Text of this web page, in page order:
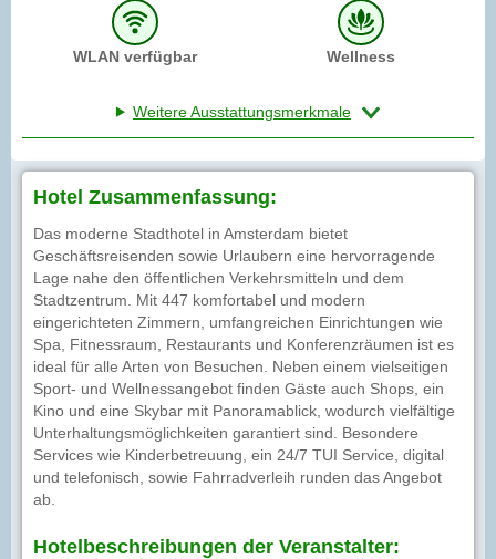
WLAN verfügbar Wellness
Weitere Ausstattungsmerkmale
Hotel Zusammenfassung:
Das moderne Stadthotel in Amsterdam bietet
Geschäftsreisenden sowie Urlaubern eine hervorragende
Lage nahe den öffentlichen Verkehrsmitteln und dem
Stadtzentrum. Mit 447 komfortabel und modern
eingerichteten Zimmern, umfangreichen Einrichtungen wie
Spa, Fitnessraum, Restaurants und Konferenzräumen ist es
ideal für alle Arten von Besuchen. Neben einem vielseitigen
Sport- und Wellnessangebot finden Gäste auch Shops, ein
Kino und eine Skybar mit Panoramablick, wodurch vielfältige
Unterhaltungsmöglichkeiten garantiert sind. Besondere
Services wie Kinderbetreuung, ein 24/7 TUI Service, digital
und telefonisch, sowie Fahrradverleih runden das Angebot
ab.
Hotelbeschreibungen der Veranstalter: